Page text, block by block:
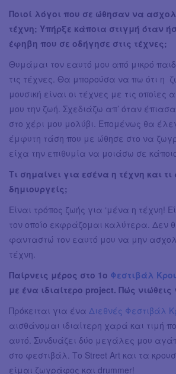
Ποιοί λόγοι που σε ώθησαν να
τέχνη; Υπήρξε κάποια στιγμή όταν
έφηβη που σε οδήγησε στις τέχνες;
Θυμάμαι τον εαυτό μου από μικρό
τις τέχνες. Θα μπορούσα να πω ότι η
μουσική είναι οι τέχνες με τις οποίες
μου την ζωή. Σχεδιάζω απ’ όταν
στο χέρι μου μολύβι. Επομένως θα
έμφυτη τάση που με ώθησε στο να
είχα την επιθυμία να μοιάσω σε
Τι σημαίνει για εσένα η τέχνη και
δημιουργείς;
Είναι τρόπος ζωής για ‘μένα η τέχνη!
τον οποίο εκφράζομαι καλύτερα. Δεν
φανταστώ τον εαυτό μου να μην
τέχνη.
Παίρνεις μέρος στο 1ο Φεστιβάλ
με ένα ιδιαίτερο project. Πώς νιώθεις
Πρόκειται για ένα Διεθνές Φεστιβάλ
αισθάνομαι ιδιαίτερη χαρά και τιμή
αυτό. Συνδυάζει δύο μεγάλες μου
στο φεστιβάλ. Το Street Art και τα
είμαι ζωγράφος και drummer!